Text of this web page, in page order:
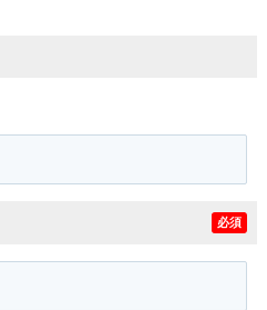
必須